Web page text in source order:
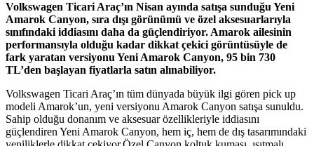
Volkswagen Ticari Araç’ın Nisan ayında satışa sunduğu Yeni
Amarok Canyon, sıra dışı görünümü ve özel aksesuarlarıyla
sınıfındaki iddiasını daha da güçlendiriyor. Amarok ailesinin
performansıyla olduğu kadar dikkat çekici görüntüsüyle de
fark yaratan versiyonu Yeni Amarok Canyon, 95 bin 730
TL’den başlayan fiyatlarla satın alınabiliyor.
Volkswagen Ticari Araç’ın tüm dünyada büyük ilgi gören pick up
modeli Amarok’un, yeni versiyonu Amarok Canyon satışa sunuldu.
Sahip olduğu donanım ve aksesuar özellikleriyle iddiasını
güçlendiren Yeni Amarok Canyon, hem iç, hem de dış tasarımındaki